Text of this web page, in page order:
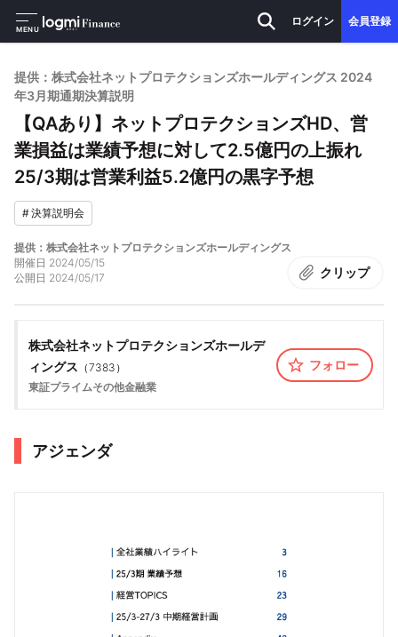
MENU
ログイン 会員登録
提供：株式会社ネットプロテクションズホールディングス 2024
年3月期通期決算説明
【QAあり】ネットプロテクションズHD、営
業損益は業績予想に対して2.5億円の上振れ
25/3期は営業利益5.2億円の黒字予想
#決算説明会
提供：株式会社ネットプロテクションズホールディングス
開催日 2024/05/15
公開日 2024/05/17 クリップ
株式会社ネットプロテクションズホールデ
ィングス （7383 ）
東証プライムその他金融業
フォロー
アジェンダ